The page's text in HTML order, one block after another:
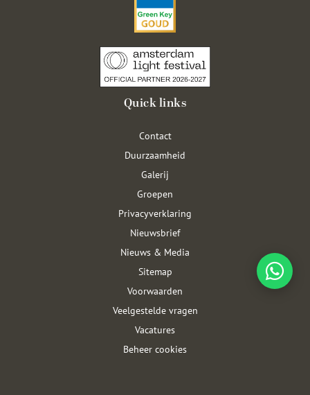
Quick links
Contact
Duurzaamheid
Galerij
Groepen
Privacyverklaring
Nieuwsbrief
Nieuws & Media
Sitemap
Voorwaarden
Veelgestelde vragen
Vacatures
Beheer cookies